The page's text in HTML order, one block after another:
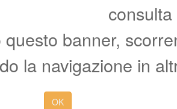
banner,
la navigazione in
OK